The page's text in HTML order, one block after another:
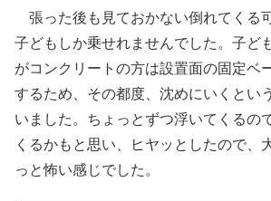
張った後も見ておかない倒れてくる
子どもしか乗せれませんでした。子ど
がコンクリートの方は設置面の固定ベ
するため、その都度、沈めにいくとい
いました。ちょっとずつ浮いてくるの
くるかもと思い、ヒヤッとしたので、
っと怖い感じでした。